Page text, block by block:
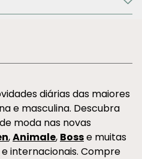
diárias das maiores
e masculina. Descubra
moda nas novas
,Animale, Bosse muitas
internacionais. Compre